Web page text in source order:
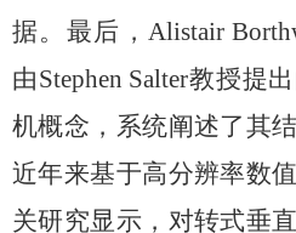
据。最后， Alistair
由Stephen Salter教授提
机概念，系统阐述了其
近年来基于高分辨率数
关研究显示，对转式垂